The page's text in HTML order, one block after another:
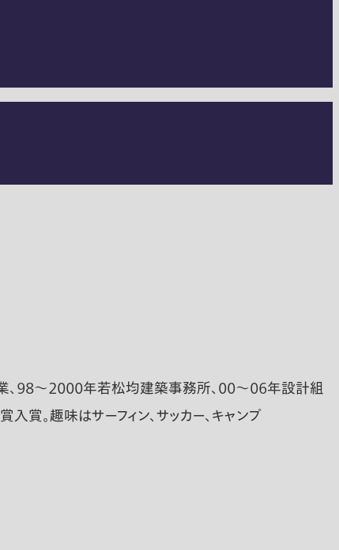
８～２０００年若松均建築事務所、００～０６年設計組
賞。趣味はサーフィン、サッカー、キャンプ